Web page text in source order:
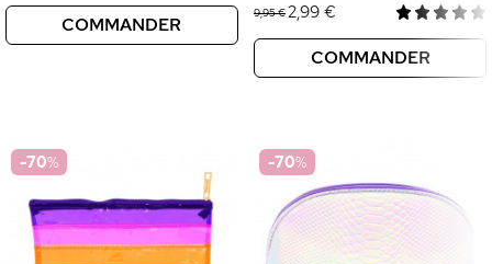
COMMANDER
9,95 €2,99 €
COMMANDER
-70% -70%